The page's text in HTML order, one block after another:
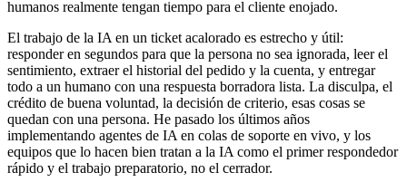
humanos realmente tengan tiempo para el cliente enojado.
El trabajo de la IA en un ticket acalorado es estrecho y útil:
responder en segundos para que la persona no sea ignorada, leer el
sentimiento, extraer el historial del pedido y la cuenta, y entregar
todo a un humano con una respuesta borradora lista. La disculpa, el
crédito de buena voluntad, la decisión de criterio, esas cosas se
quedan con una persona. He pasado los últimos años
implementando agentes de IA en colas de soporte en vivo, y los
equipos que lo hacen bien tratan a la IA como el primer respondedor
rápido y el trabajo preparatorio, no el cerrador.